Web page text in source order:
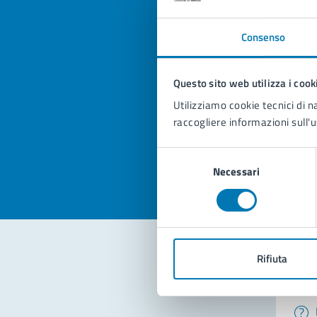
Consenso
Questo sito web utilizza i
Utilizziamo cookie tecnici di
raccogliere informazioni
Necessari
Rifiuta
Valuta